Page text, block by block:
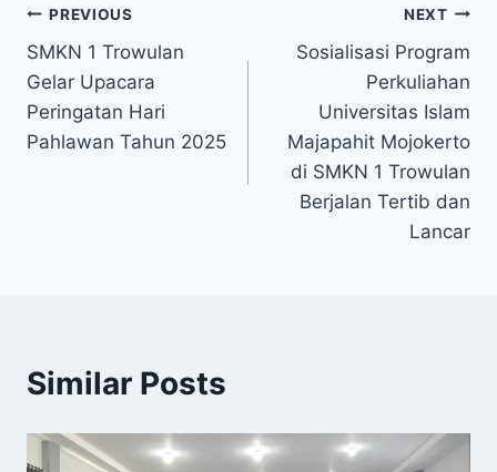
Post
navigation
PREVIOUS
SMKN 1 Trowulan
Gelar Upacara
Peringatan Hari
Pahlawan Tahun 2025
NEXT
Sosialisasi Program
Perkuliahan
Universitas Islam
Majapahit Mojokerto
di SMKN 1 Trowulan
Berjalan Tertib dan
Lancar
Similar Posts